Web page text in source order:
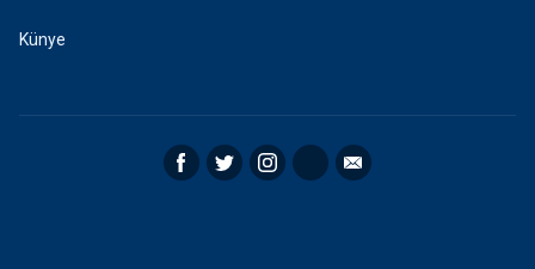
Künye
Facebook Twitter Instagram RSS